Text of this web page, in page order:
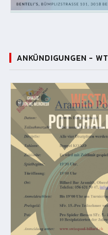
ANKÜNDIGUNGEN - WT